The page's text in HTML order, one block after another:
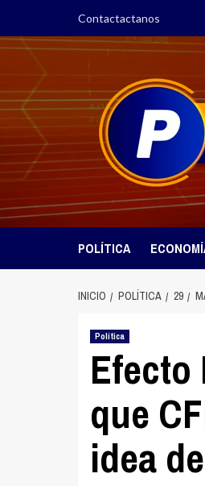
contenido
Contactactanos
POLÍTICA
INICIO POLÍTICA 29
Política
que
idea